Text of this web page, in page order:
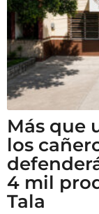
Más que
los
4 mil
Tala